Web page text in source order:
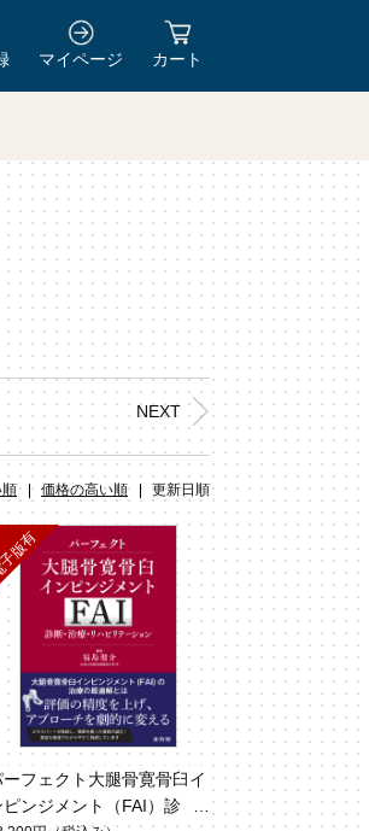
マイページ カート
NEXT
価格の高い順 更新日順
ーフェクト大腿骨寛骨臼イ
ピンジメント（FAI）診